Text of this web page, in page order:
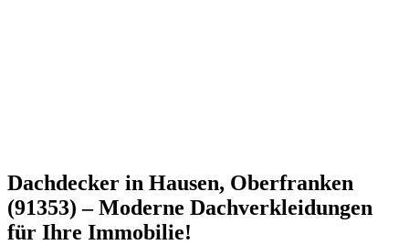
Dachdecker in Hausen, Oberfranken
(91353) – Moderne Dachverkleidungen
für Ihre Immobilie!